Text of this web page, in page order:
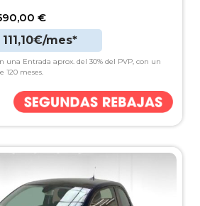
€
111,10€/mes*
una Entrada aprox. del 30% del PVP, con un
120 meses.